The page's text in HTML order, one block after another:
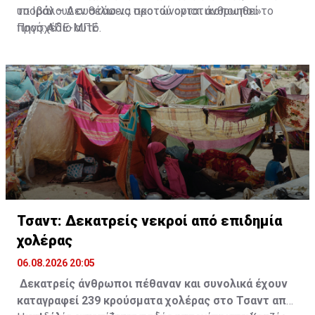
υποβάλουν συστάσεις προτού οριστικοποιηθεί το
προσχέδιο αυτό.
το Ιράν – Δεν θέλω να σκοτώνονται άνθρωποι»
Πηγή: ΑΠΕ-ΜΠΕ
Τσαντ: Δεκατρείς νεκροί από επιδημία
χολέρας
06.08.2026 20:05
Δεκατρείς άνθρωποι πέθαναν και συνολικά έχουν
καταγραφεί 239 κρούσματα χολέρας στο Τσαντ από